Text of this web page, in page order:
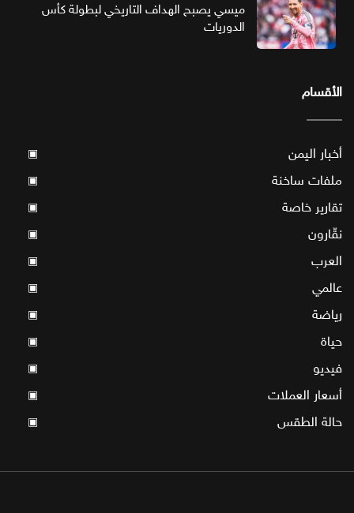
ميسي يصبح الهداف التاريخي لبطولة كأس
الدوريات
الأقسام
أخبار اليمن ▣
ملفات ساخنة ▣
تقارير خاصة ▣
نقّارون ▣
العرب ▣
عالمي ▣
رياضة ▣
حياة ▣
فيديو ▣
أسعار العملات ▣
حالة الطقس ▣